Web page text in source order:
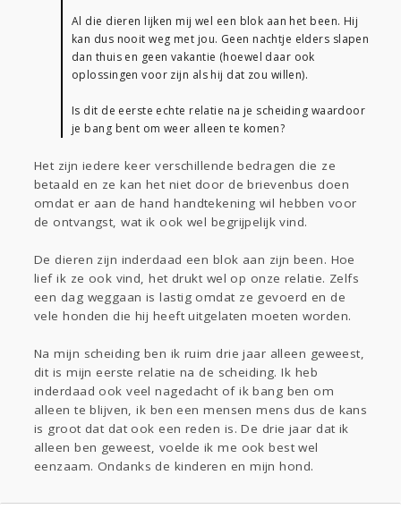
Al die dieren lijken mij wel een blok aan het been. Hij
kan dus nooit weg met jou. Geen nachtje elders slapen
dan thuis en geen vakantie (hoewel daar ook
oplossingen voor zijn als hij dat zou willen).
Is dit de eerste echte relatie na je scheiding waardoor
je bang bent om weer alleen te komen?
Het zijn iedere keer verschillende bedragen die ze
betaald en ze kan het niet door de brievenbus doen
omdat er aan de hand handtekening wil hebben voor
de ontvangst, wat ik ook wel begrijpelijk vind.
De dieren zijn inderdaad een blok aan zijn been. Hoe
lief ik ze ook vind, het drukt wel op onze relatie. Zelfs
een dag weggaan is lastig omdat ze gevoerd en de
vele honden die hij heeft uitgelaten moeten worden.
Na mijn scheiding ben ik ruim drie jaar alleen geweest,
dit is mijn eerste relatie na de scheiding. Ik heb
inderdaad ook veel nagedacht of ik bang ben om
alleen te blijven, ik ben een mensen mens dus de kans
is groot dat dat ook een reden is. De drie jaar dat ik
alleen ben geweest, voelde ik me ook best wel
eenzaam. Ondanks de kinderen en mijn hond.